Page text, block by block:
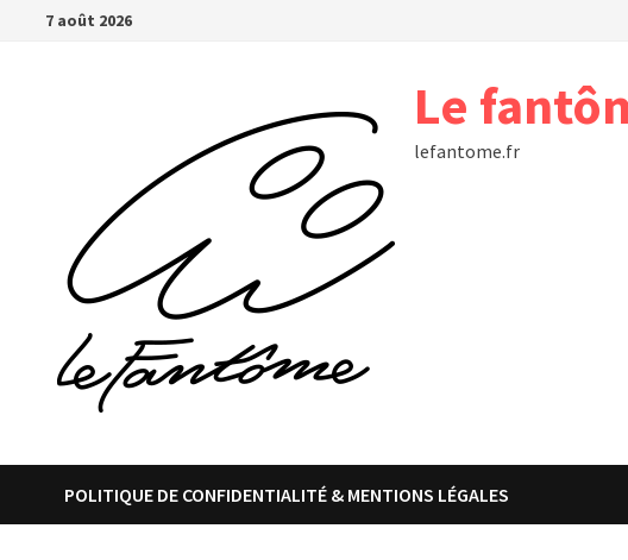
Passer7 août 2026
Le
lefantome.fr
POLITIQUE DE CONFIDENTIALITÉ & MENTIONS LÉGALES